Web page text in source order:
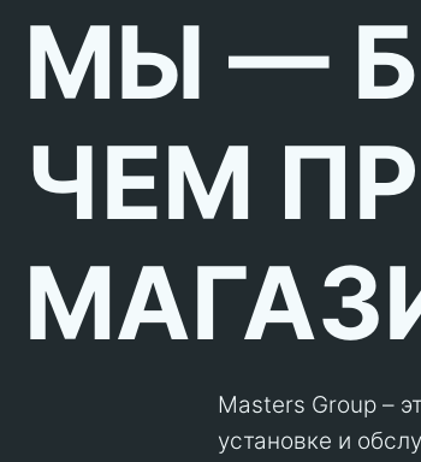
МЫ —
ЧЕМ
Masters Group –
установке и